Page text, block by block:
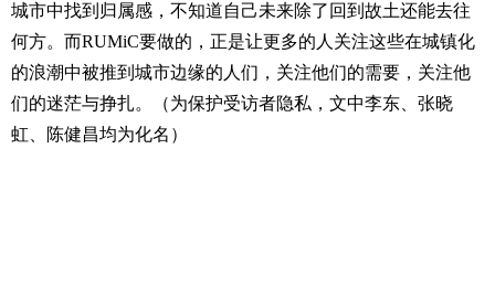
城市中找到归属感，不知道自己未来除了回到故土还能去往
何方。而RUMiC要做的，正是让更多的人关注这些在城镇化
的浪潮中被推到城市边缘的人们，关注他们的需要，关注他
们的迷茫与挣扎。（为保护受访者隐私，文中李东、张晓
虹、陈健昌均为化名）